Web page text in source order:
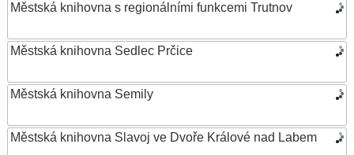
Městská knihovna s regionálními funkcemi Trutnov
Městská knihovna Sedlec Prčice
Městská knihovna Semily
Městská knihovna Slavoj ve Dvoře Králové nad Labem